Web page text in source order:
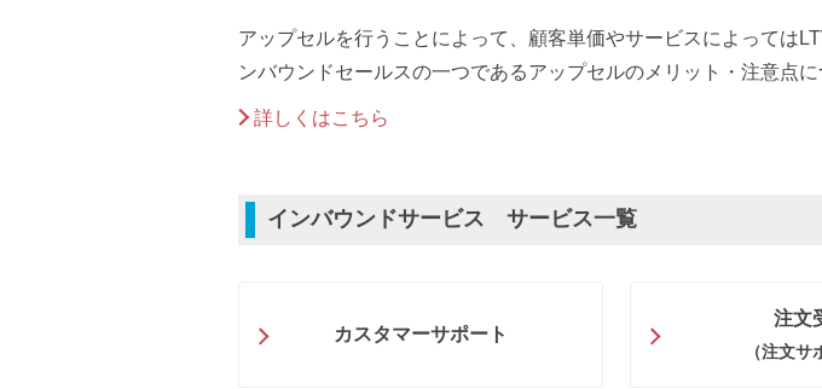
アップセルを行うことによって、顧客単価やサービスによっては
ンバウンドセールスの一つであるアップセルのメリット・注意点に
詳しくはこちら
インバウンドサービス サービス一覧
カスタマーサポート
注文
（注文サ